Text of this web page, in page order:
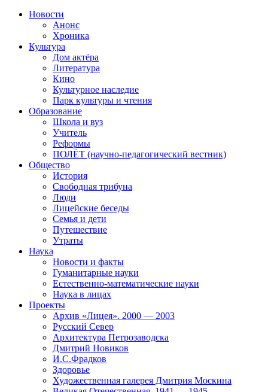
Новости
Анонс
Хроника
Культура
Дом актёра
Литература
Кино
Культурное наследие
Парк культуры и чтения
Образование
Школа и вуз
Учитель
Реформы
ПОЛЁТ (научно-педагогический вестник)
Общество
История
Свободная трибуна
Люди
Лицейские беседы
Семья и дети
Путешествие
Утраты
Наука
Новости и факты
Гуманитарные науки
Естественно-математические науки
Наука в лицах
Проекты
Архив «Лицея». 2000 — 2003
Русский Север
Архитектура Петрозаводска
Дмитрий Новиков
И.С.Фрадков
Здоровье
Художественная галерея Дмитрия Москина